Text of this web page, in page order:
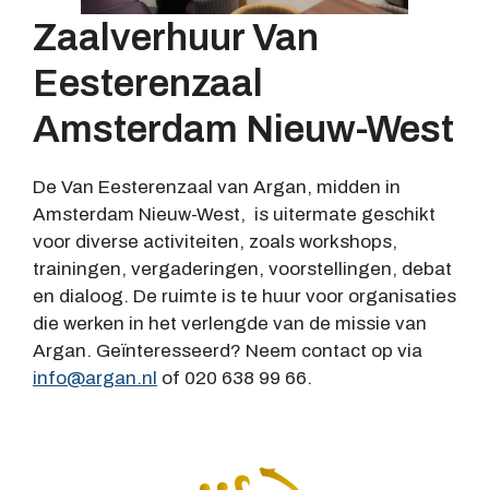
Zaalverhuur Van
Eesterenzaal
Amsterdam Nieuw-West
De Van Eesterenzaal van Argan, midden in
Amsterdam Nieuw-West, is uitermate geschikt
voor diverse activiteiten, zoals workshops,
trainingen, vergaderingen, voorstellingen, debat
en dialoog. De ruimte is te huur voor organisaties
die werken in het verlengde van de missie van
Argan. Geïnteresseerd? Neem contact op via
info@argan.nl of 020 638 99 66.